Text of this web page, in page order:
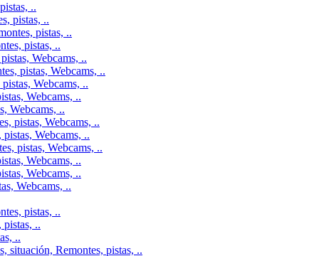
..
pistas, ..
pistas, ..
pistas, ..
Webcams, ..
pistas, Webcams, ..
Webcams, ..
Webcams, ..
Webcams, ..
pistas, Webcams, ..
Webcams, ..
pistas, Webcams, ..
Webcams, ..
Webcams, ..
Webcams, ..
pistas, ..
..
..
situación, Remontes, pistas, ..